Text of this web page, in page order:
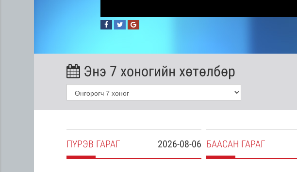
Энэ 7 хоногийн хөтөлбөр
2026-08-06
ПҮРЭВ ГАРАГ БААСАН ГАРАГ